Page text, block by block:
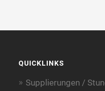
QUICKLINKS
Supplierungen /